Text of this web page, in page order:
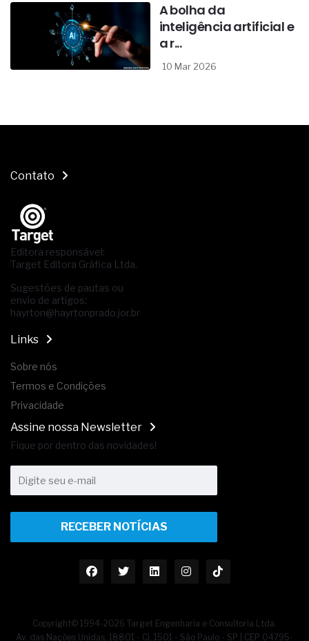
A bolha da
inteligência artificial e
a r...
10 Mar 2026
Contato
Editora responsável:
Target Editora Gráfica Ltda.
Sugestões de pautas ou
envio de artigos:
hayrton@hayrtonprado.jor.br
Links
Sobre nós
Termos e Condições
Privacidade
Assine nossa Newsletter
Fique por dentro das novidades!
RECEBER NOTÍCIAS
Copyright© 1994-2026 Target Engenharia e Consultoria Ltda.
Av. das Nações Unidas, 18801 - Cj. 1501 - São Paulo - SP | CEP 04795-